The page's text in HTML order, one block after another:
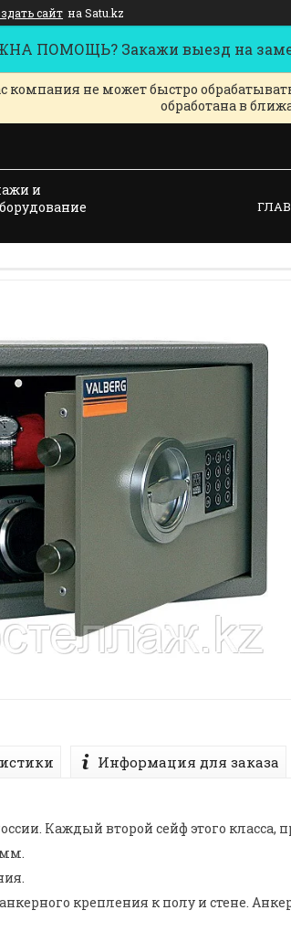
сайт на Satu.kz
ПОМОЩЬ? Закажи выезд на
компания не может быстро
обработана в
и
Информация для заказа
Каждый второй сейф этого класса,
крепления к полу и стене.